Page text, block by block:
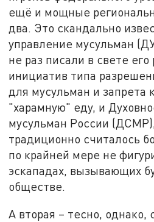
ещё и мощные
два. Это скандально
управление мусульман
не раз писали в свете
инициатив типа
для мусульман и запрета
"харамную" еду, и
мусульман России
традиционно считалось
по крайней мере не
эскападах, вызывающих
обществе.
А вторая – тесно, однако,